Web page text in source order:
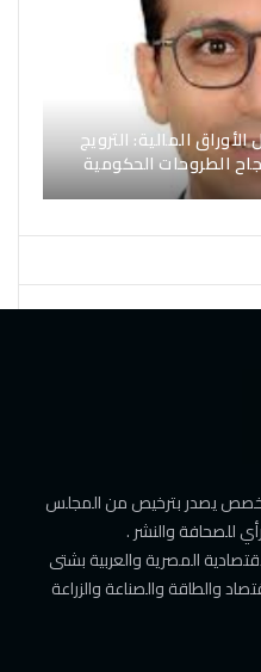
المالية: الترويج
الطروحات الحكومية
يصدر بترخيص من المجلس
للصحافة والنشر .
المصرية والعربية بشتى
والطاقة والصناعة والزراعة